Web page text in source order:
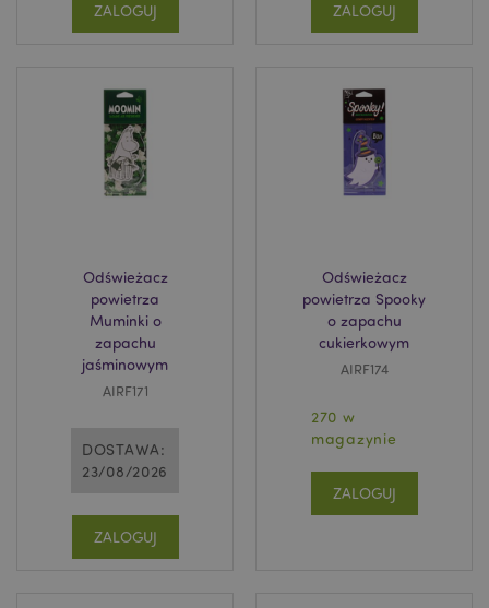
ZALOGUJ ZALOGUJ
Odświeżacz
powietrza
Muminki o
zapachu
jaśminowym
AIRF171
DOSTAWA:
23/08/2026
ZALOGUJ
Odświeżacz
powietrza Spooky
o zapachu
cukierkowym
AIRF174
270 w
magazynie
ZALOGUJ